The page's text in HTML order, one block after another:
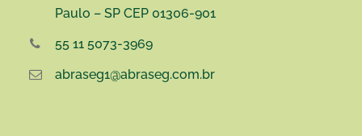
Paulo – SP CEP 01306-901
55 11 5073-3969
abraseg1@abraseg.com.br